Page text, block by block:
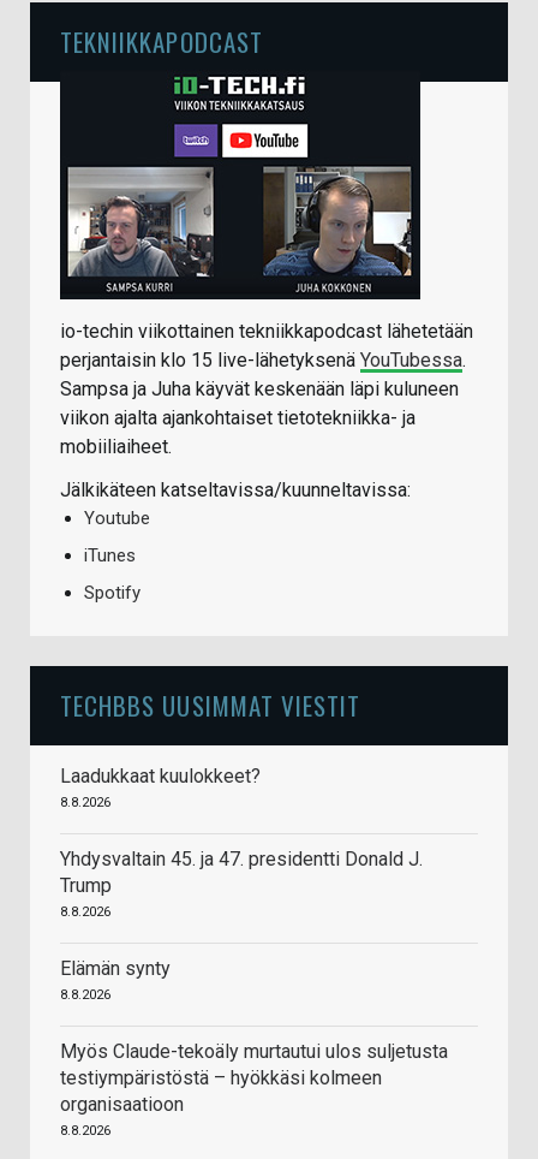
TEKNIIKKAPODCAST
io-techin viikottainen tekniikkapodcast lähetetään
perjantaisin klo 15 live-lähetyksenä YouTubessa.
Sampsa ja Juha käyvät keskenään läpi kuluneen
viikon ajalta ajankohtaiset tietotekniikka- ja
mobiiliaiheet.
Jälkikäteen katseltavissa/kuunneltavissa:
Youtube
iTunes
Spotify
TECHBBS UUSIMMAT VIESTIT
Laadukkaat kuulokkeet?
8.8.2026
Yhdysvaltain 45. ja 47. presidentti Donald J.
Trump
8.8.2026
Elämän synty
8.8.2026
Myös Claude-tekoäly murtautui ulos suljetusta
testiympäristöstä – hyökkäsi kolmeen
organisaatioon
8.8.2026